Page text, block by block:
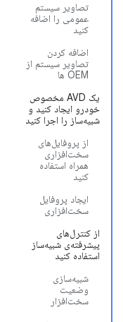
تصاویر سیستم
عمومی را اضافه
کنید
اضافه کردن
تصاویر سیستم از
OEM ها
یک AVD مخصوص
خودرو ایجاد کنید و
شبیه‌ساز را اجرا کنید
از پروفایل‌های
سخت‌افزاری
همراه استفاده
کنید
ایجاد پروفایل
سخت‌افزاری
از کنترل‌های
پیشرفته‌ی شبیه‌ساز
استفاده کنید
شبیه‌سازی
وضعیت
سخت‌افزار